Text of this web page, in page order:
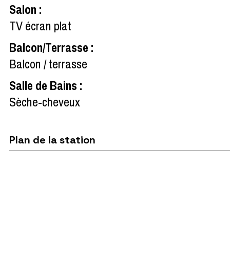
Salon :
TV écran plat
Balcon/Terrasse :
Balcon / terrasse
Salle de Bains :
Sèche-cheveux
Plan de la station